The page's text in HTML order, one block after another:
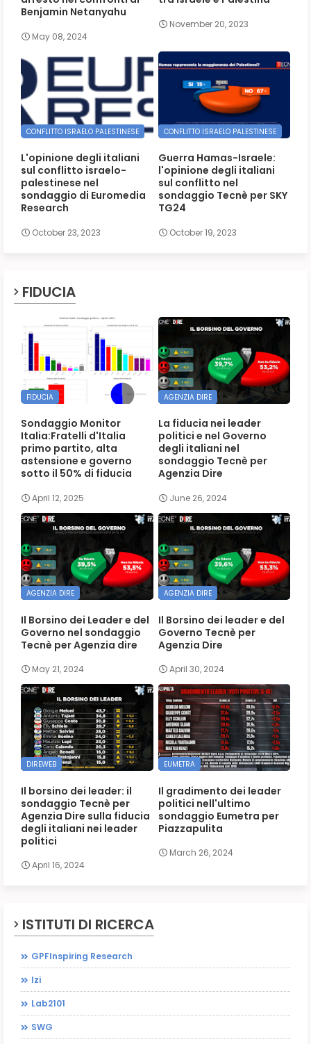
Benjamin Netanyahu
May 08, 2024
November 20, 2023
CONFLITTO ISRAELO PALESTINESE
L'opinione degli italiani
sul conflitto israelo-
palestinese nel
sondaggio di Euromedia
Research
October 23, 2023
CONFLITTO ISRAELO PALESTINESE
Guerra Hamas-Israele:
l'opinione degli italiani
sul conflitto nel
sondaggio Tecnè per SKY
TG24
October 19, 2023
FIDUCIA
FIDUCIA
Sondaggio Monitor
Italia:Fratelli d'Italia
primo partito, alta
astensione e governo
sotto il 50% di fiducia
April 12, 2025
AGENZIA DIRE
La fiducia nei leader
politici e nel Governo
degli italiani nel
sondaggio Tecnè per
Agenzia Dire
June 26, 2024
AGENZIA DIRE
Il Borsino dei Leader e del
Governo nel sondaggio
Tecnè per Agenzia dire
May 21, 2024
AGENZIA DIRE
Il Borsino dei leader e del
Governo Tecnè per
Agenzia Dire
April 30, 2024
DIREWEB
Il borsino dei leader: il
sondaggio Tecnè per
Agenzia Dire sulla fiducia
degli italiani nei leader
politici
April 16, 2024
EUMETRA
Il gradimento dei leader
politici nell'ultimo
sondaggio Eumetra per
Piazzapulita
March 26, 2024
ISTITUTI DI RICERCA
GPFInspiring Research
Izi
Lab2101
SWG